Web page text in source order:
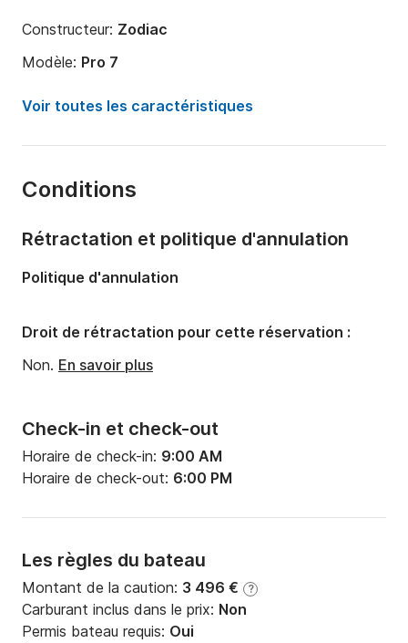
Constructeur: Zodiac
Modèle: Pro 7
Puissance moteur:
200cv
Capacité à bord:
Voir toutes les caractéristiques
Conditions
Check-in et check-out
Horaire de check-in: 9:00 AM
Horaire de check-out: 6:00 PM
Les règles du bateau
Montant de la caution: 3 496 € ?
Carburant inclus dans le prix: Non
Permis bateau requis: Oui
Rétractation et politique d'annulation
Politique d'annulation
Droit de rétractation pour cette réservation :
Non. En savoir plus